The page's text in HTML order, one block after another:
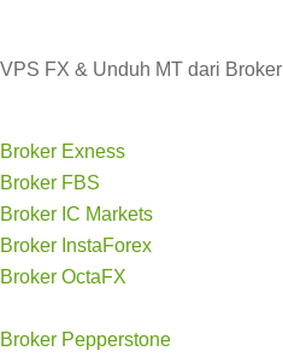
VPS FX & Unduh MT dari Broker
Broker Exness
Broker FBS
Broker IC Markets
Broker InstaForex
Broker OctaFX
Broker Pepperstone